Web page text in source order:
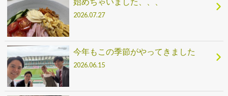
2026.07.27
今年もこの季節がやってきました
2026.06.15